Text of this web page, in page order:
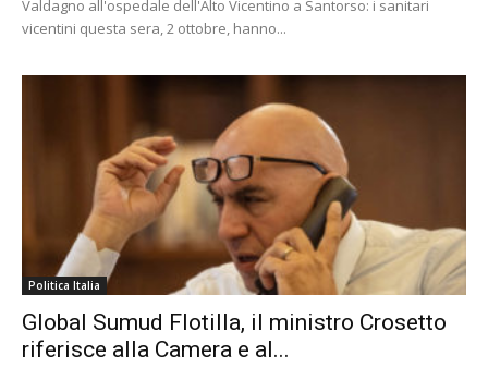
Valdagno all'ospedale dell'Alto Vicentino a Santorso: i sanitari
vicentini questa sera, 2 ottobre, hanno...
Politica Italia
Global Sumud Flotilla, il ministro Crosetto
riferisce alla Camera e al...